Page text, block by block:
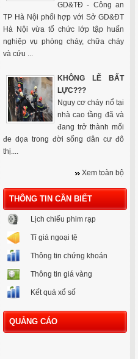
GD&TĐ - Công an
TP Hà Nội phối hợp với Sở GD&ĐT
Hà Nội vừa tổ chức lớp tập huấn
nghiệp vụ phòng cháy, chữa cháy
và cứu ...
KHÔNG LẼ BẤT
LỰC???
Nguy cơ cháy nổ tại
nhà cao tầng đã và
đang trở thành mối
đe dọa trong đời sống dân cư đô
thị....
Xem toàn bộ
THÔNG TIN CẦN BIẾT
Lịch chiếu phim rạp
Tỉ giá ngoại tệ
Thông tin chứng khoán
Thông tin giá vàng
Kết quả xổ số
QUẢNG CÁO